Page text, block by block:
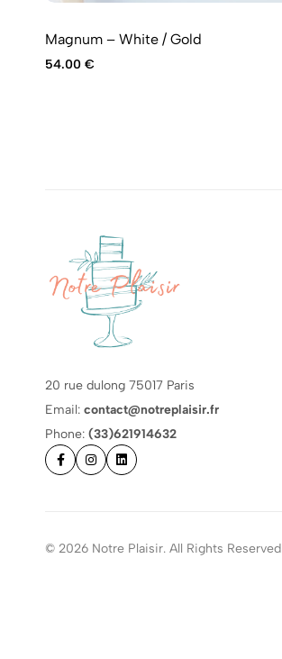
Magnum – White / Gold
54.00 €
20 rue dulong 75017 Paris
Email: contact@notreplaisir.fr
Phone: (33)621914632
© 2026 Notre Plaisir. All Rights Reserved